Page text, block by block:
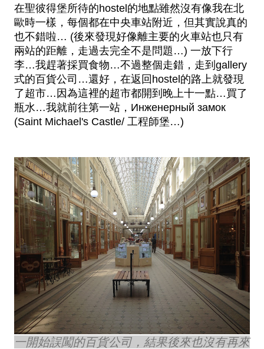
在聖彼得堡所待的hostel的地點雖然沒有像我在北
歐時一樣，每個都在中央車站附近，但其實說真的
也不錯啦… (後來發現好像離主要的火車站也只有
兩站的距離，走過去完全不是問題…) 一放下行
李…我趕著採買食物…不過整個走錯，走到gallery
式的百貨公司…還好，在返回hostel的路上就發現
了超市…因為這裡的超市都開到晚上十一點…買了
瓶水…我就前往第一站，Инженерный замок
(Saint Michael's Castle/ 工程師堡…)
一開始誤闖的百貨公司，結果後來也沒有再來